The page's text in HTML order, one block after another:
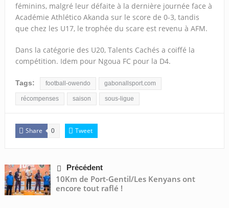
féminins, malgré leur défaite à la dernière journée face à
Académie Athlético Akanda sur le score de 0-3, tandis
que chez les U17, le trophée du scare est revenu à AFM.
Dans la catégorie des U20, Talents Cachés a coiffé la
compétition. Idem pour Ngoua FC pour la D4.
Tags: football-owendo gabonallsport.com
récompenses saison sous-ligue
Share 0 Tweet
Précédent
10Km de Port-Gentil/Les Kenyans ont
encore tout raflé !